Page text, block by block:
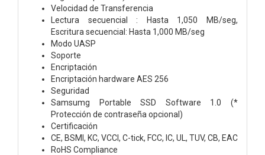
Velocidad de Transferencia
Lectura secuencial : Hasta 1,050 MB/seg,
Escritura secuencial: Hasta 1,000 MB/seg
Modo UASP
Soporte
Encriptación
Encriptación hardware AES 256
Seguridad
Samsumg Portable SSD Software 1.0 (*
Protección de contraseña opcional)
Certificación
CE, BSMI, KC, VCCI, C-tick, FCC, IC, UL, TUV, CB, EAC
RoHS Compliance